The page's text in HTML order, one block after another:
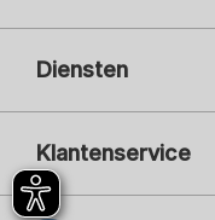
Diensten
Klantenservice